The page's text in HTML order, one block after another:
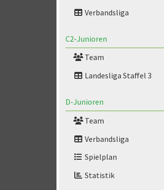
Verbandsliga
C2-Junioren
Team
Landesliga Staffel 3
D-Junioren
Team
Verbandsliga
Spielplan
Statistik